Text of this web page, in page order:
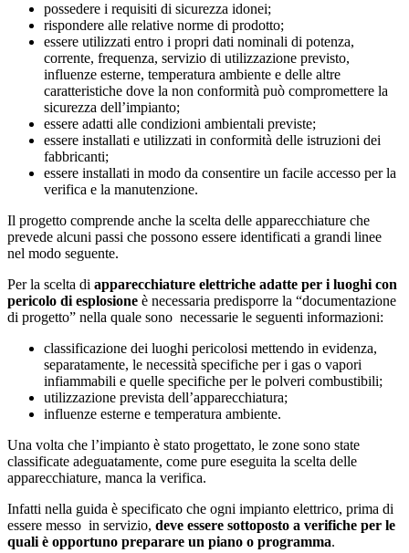
possedere i requisiti di sicurezza idonei;
rispondere alle relative norme di prodotto;
essere utilizzati entro i propri dati nominali di potenza,
corrente, frequenza, servizio di utilizzazione previsto,
influenze esterne, temperatura ambiente e delle altre
caratteristiche dove la non conformità può compromettere la
sicurezza dell’impianto;
essere adatti alle condizioni ambientali previste;
essere installati e utilizzati in conformità delle istruzioni dei
fabbricanti;
essere installati in modo da consentire un facile accesso per la
verifica e la manutenzione.
Il progetto comprende anche la scelta delle apparecchiature che
prevede alcuni passi che possono essere identificati a grandi linee
nel modo seguente.
Per la scelta di apparecchiature elettriche adatte per i luoghi con
pericolo di esplosione è necessaria predisporre la “documentazione
di progetto” nella quale sono necessarie le seguenti informazioni:
classificazione dei luoghi pericolosi mettendo in evidenza,
separatamente, le necessità specifiche per i gas o vapori
infiammabili e quelle specifiche per le polveri combustibili;
utilizzazione prevista dell’apparecchiatura;
influenze esterne e temperatura ambiente.
Una volta che l’impianto è stato progettato, le zone sono state
classificate adeguatamente, come pure eseguita la scelta delle
apparecchiature, manca la verifica.
Infatti nella guida è specificato che ogni impianto elettrico, prima di
essere messo in servizio, deve essere sottoposto a verifiche per le
quali è opportuno preparare un piano o programma.